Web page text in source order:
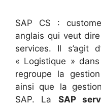
SAP CS :
anglais qui veut
services. Il s’agit
« Logistique » dans
regroupe la
ainsi que la
SAP. La SAP